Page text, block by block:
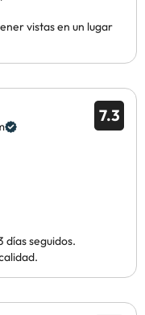
vistas en un lugar
7.3
seguidos.